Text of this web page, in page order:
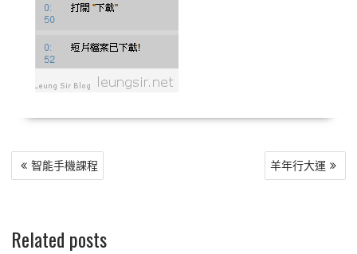
文
章
智能手機課程 羊年行大運
Related posts